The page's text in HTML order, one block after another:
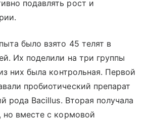
подавлять рост и
было взято 45 телят в
Их поделили на три группы
них была контрольная. Первой
пробиотический препарат
рода Bacillus. Вторая получала
но вместе с кормовой